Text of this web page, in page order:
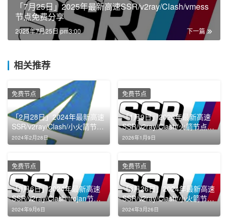
「7月25日」2025年最新高速SSR/v2ray/Clash/vmess
节点免费分享
下一篇
2025年7月25日 pm3:00
相关推荐
「2月28日」2024年最新高速
SSR/v2ray/Clash/小火箭节点
免费分享
2024年2月28日
免费节点
「1月9日」2026年最新高速
SSR/v2ray/Clash/火箭节点免
费分享
2026年1月9日
免费节点
「9月6日」2024年最新高速
SSR/v2ray/Clash/trojan节点
免费分享
2024年9月6日
免费节点
「3月26日」2024年最新高速
SSR/v2ray/Clash/小火箭节点
免费分享
2024年3月26日
免费节点